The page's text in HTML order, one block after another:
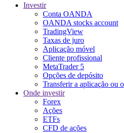
Investir
Conta OANDA
OANDA stocks account
TradingView
Taxas de juro
Aplicação móvel
Cliente profissional
MetaTrader 5
Opções de depósito
Transferir a aplicação ou
Onde investir
Forex
Ações
ETFs
CFD de ações